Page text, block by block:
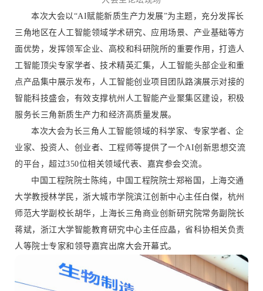
本次大会以“AI赋能新质生产力发展”为主题，充分发挥长
三角地区在人工智能领域学术研究、应用场景、产业基础等方
面优势，发挥领军企业、高校和科研院所的重要作用，打造人
工智能顶尖专家学者、技术精英汇集，人工智能头部企业和重
点产品集中展示发布，人工智能创业项目团队路演展示对接的
智能科技盛会，有效支撑杭州人工智能产业聚集区建设，积极
服务长三角新质生产力和经济高质量发展。
本次大会为长三角人工智能领域的科学家、专家学者、企
业家、投资人、创业者、工程师等提供了一个AI创新思想交流
的平台，超过350位相关领域代表、嘉宾参会交流。
中国工程院院士陈纯，中国工程院院士郑裕国，上海交通
大学教授林学民，浙大城市学院滨江创新中心主任白傑，杭州
师范大学副校长胡华，上海长三角商业创新研究院常务副院长
蒋斌，浙江大学智能教育研究中心主任应晶，省科协相关负责
人等院士专家和领导嘉宾出席大会开幕式。